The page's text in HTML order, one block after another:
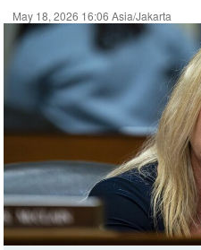
May 18, 2026 16:06 Asia/Jakarta